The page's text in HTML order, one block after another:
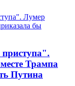
приступа".
Трампа
Путина